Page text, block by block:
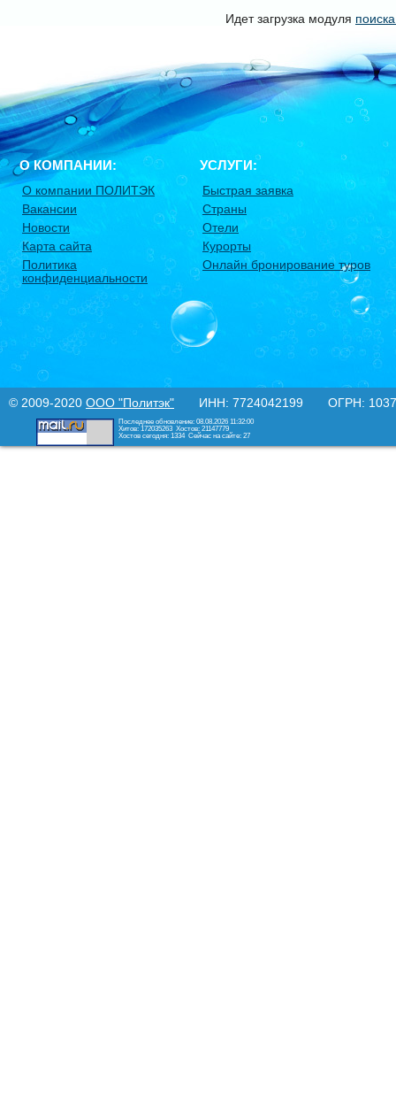
Идет загрузка модуля
О КОМПАНИИ:
О компании ПОЛИТЭК
Вакансии
Новости
Карта сайта
Политика
конфиденциальности
УСЛУГИ:
Быстрая заявка
Страны
Отели
Курорты
Онлайн бронирование туров
© 2009-2020 ООО "Политэк" ИНН: 7724042199 ОГРН:
Последнее обновление: 08.08.2026 11:32:00
Хитов: 172035263 Хостов: 21147779
Хостов сегодня: 1334 Сейчас на сайте: 27